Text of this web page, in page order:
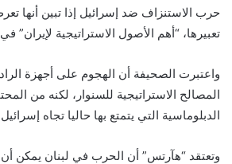
حرب الاستنزاف ضد إسرائيل إذا تبين أنها
تعبيرها، “أهم الأصول الاستراتيجية
واعتبرت الصحيفة أن الهجوم على أجهزة
المصالح الاستراتيجية للسنوار، لكنه من
الدبلوماسية التي يتمتع بها حاليا تجاه
وتعتقد “هآرتس” أن الحرب في لبنان يمكن أن